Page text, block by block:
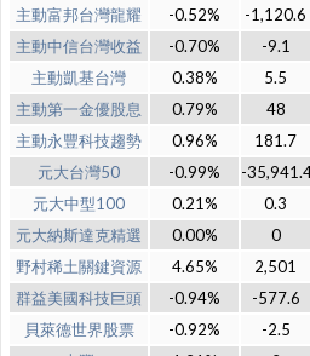
主動富邦台灣龍耀
-0.52% -1,120.6
主動中信台灣收益
-0.70% -9.1
主動凱基台灣
0.38% 5.5
主動第一金優股息
0.79% 48
主動永豐科技趨勢
0.96% 181.7
元大台灣50
-0.99% -
元大中型100
0.21% 0.3
元大納斯達克精選
0.00% 0
野村稀土關鍵資源
4.65% 2,501
群益美國科技巨頭
-0.94% -577.6
貝萊德世界股票
-0.92% -2.5